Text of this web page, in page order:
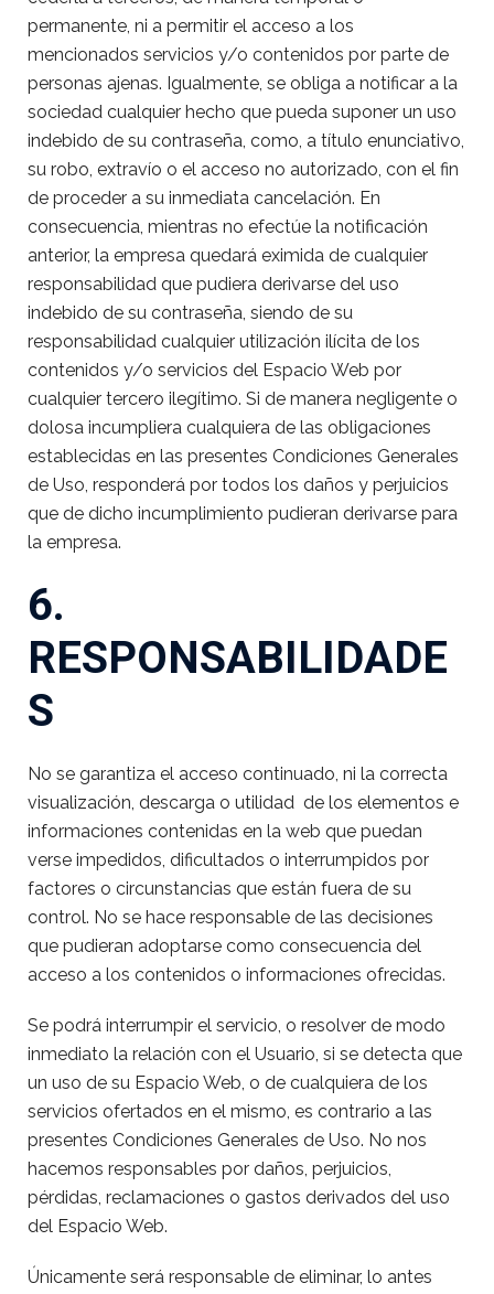
permanente, ni a permitir el acceso a los
mencionados servicios y/o contenidos por parte de
personas ajenas. Igualmente, se obliga a notificar a la
sociedad cualquier hecho que pueda suponer un uso
indebido de su contraseña, como, a título enunciativo,
su robo, extravío o el acceso no autorizado, con el fin
de proceder a su inmediata cancelación. En
consecuencia, mientras no efectúe la notificación
anterior, la empresa quedará eximida de cualquier
responsabilidad que pudiera derivarse del uso
indebido de su contraseña, siendo de su
responsabilidad cualquier utilización ilícita de los
contenidos y/o servicios del Espacio Web por
cualquier tercero ilegítimo. Si de manera negligente o
dolosa incumpliera cualquiera de las obligaciones
establecidas en las presentes Condiciones Generales
de Uso, responderá por todos los daños y perjuicios
que de dicho incumplimiento pudieran derivarse para
la empresa.
6.
RESPONSABILIDADE
S
No se garantiza el acceso continuado, ni la correcta
visualización, descarga o utilidad de los elementos e
informaciones contenidas en la web que puedan
verse impedidos, dificultados o interrumpidos por
factores o circunstancias que están fuera de su
control. No se hace responsable de las decisiones
que pudieran adoptarse como consecuencia del
acceso a los contenidos o informaciones ofrecidas.
Se podrá interrumpir el servicio, o resolver de modo
inmediato la relación con el Usuario, si se detecta que
un uso de su Espacio Web, o de cualquiera de los
servicios ofertados en el mismo, es contrario a las
presentes Condiciones Generales de Uso. No nos
hacemos responsables por daños, perjuicios,
pérdidas, reclamaciones o gastos derivados del uso
del Espacio Web.
Únicamente será responsable de eliminar, lo antes